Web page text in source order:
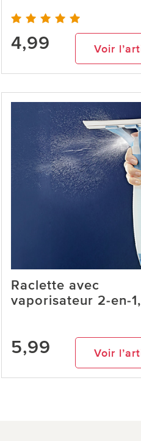
4,99 Voir
Raclette avec
vaporisateur 2-en-
5,99 Voir